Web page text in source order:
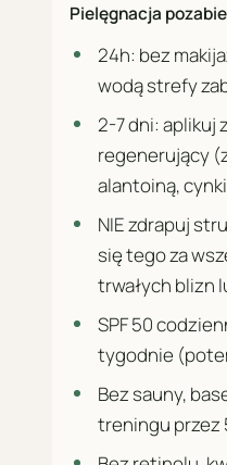
Pielęgnacja
24h: bez
wodą strefy
2-7 dni: aplikuj
regenerujący
alantoiną,
NIE zdrapuj
się tego za
trwałych blizn
SPF 50
tygodnie
Bez sauny,
treningu przez